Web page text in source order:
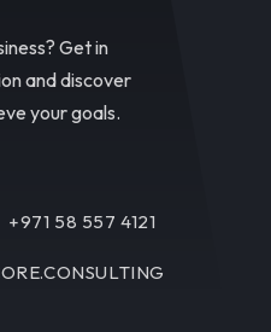
Get in
and discover
your goals.
+971 58 557 4121